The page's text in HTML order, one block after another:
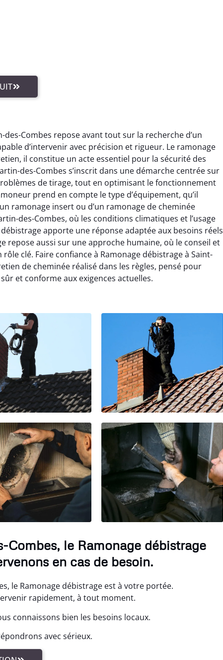
Combes repose avant tout sur la recherche d’un
d’intervenir avec précision et rigueur. Le ramonage
il constitue un acte essentiel pour la sécurité des
des-Combes s’inscrit dans une démarche centrée sur
de tirage, tout en optimisant le fonctionnement
prend en compte le type d’équipement, qu’il
ramonage insert ou d’un ramonage de cheminée
des-Combes, où les conditions climatiques et l’usage
apporte une réponse adaptée aux besoins réels
repose aussi sur une approche humaine, où le conseil et
clé. Faire confiance à Ramonage débistrage à Saint-
de cheminée réalisé dans les règles, pensé pour
et conforme aux exigences actuelles.
le Ramonage débistrage
en cas de besoin.
le Ramonage débistrage est à votre portée.
rapidement, à tout moment.
connaissons bien les besoins locaux.
avec sérieux.